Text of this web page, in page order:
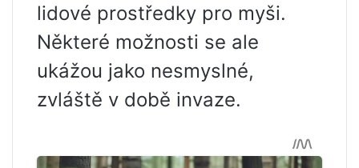
lidové prostředky pro myši.
Některé možnosti se ale
ukážou jako nesmyslné,
zvláště v době invaze.